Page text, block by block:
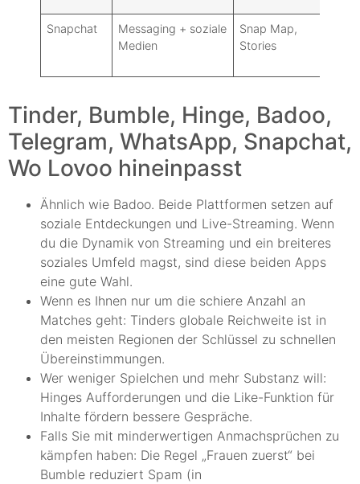
Snapchat
Messaging + soziale
Medien
Snap Map,
Stories
Tinder, Bumble, Hinge, Badoo,
Telegram, WhatsApp, Snapchat,
Wo Lovoo hineinpasst
Ähnlich wie Badoo. Beide Plattformen setzen auf
soziale Entdeckungen und Live-Streaming. Wenn
du die Dynamik von Streaming und ein breiteres
soziales Umfeld magst, sind diese beiden Apps
eine gute Wahl.
Wenn es Ihnen nur um die schiere Anzahl an
Matches geht: Tinders globale Reichweite ist in
den meisten Regionen der Schlüssel zu schnellen
Übereinstimmungen.
Wer weniger Spielchen und mehr Substanz will:
Hinges Aufforderungen und die Like-Funktion für
Inhalte fördern bessere Gespräche.
Falls Sie mit minderwertigen Anmachsprüchen zu
kämpfen haben: Die Regel „Frauen zuerst“ bei
Bumble reduziert Spam (in